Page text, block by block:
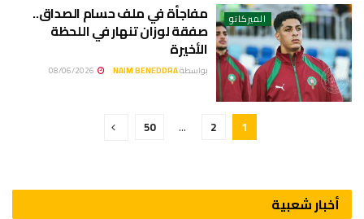
الميركاتو مفاجأة في ملف حسام الصداق..
صفقة لوزان تنهار في اللحظة
الأخيرة
بواسطةNAIM BENEDDRA
1
2
…
50
أخبار شعبية